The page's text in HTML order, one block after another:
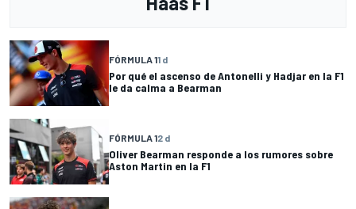
FÓRMULA 11 d
Por qué el ascenso de Antonelli y Hadjar en la F1
le da calma a Bearman
FÓRMULA 12 d
Oliver Bearman responde a los rumores sobre
Aston Martin en la F1